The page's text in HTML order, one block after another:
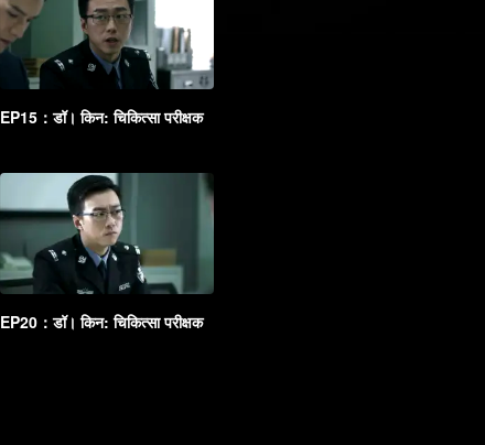
EP15：डॉ। किन: चिकित्सा परीक्षक
EP20：डॉ। किन: चिकित्सा परीक्षक